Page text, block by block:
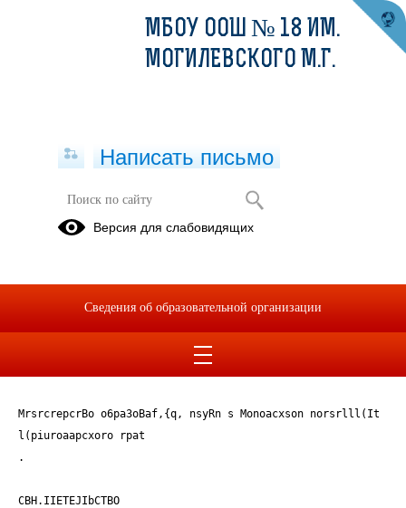
Свидетельство о государственной
Опубликовано на сайте
MrsrcrepcrBo o6pa3oBaf,{q, nsyRn s Monoacxson norsrlll(It
l(piuroaapcxoro rpat
.
CBH.IIETEJIbCTBO
МБОУ ООШ № 18 ИМ.
МОГИЛЕВСКОГО М.Г.
Написать письмо
Версия для слабовидящих
Сведения об образовательной организации